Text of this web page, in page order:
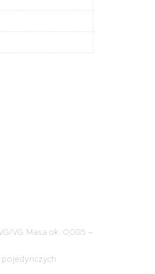
VG. Masa ok.: 0,085 –
pojedynczych